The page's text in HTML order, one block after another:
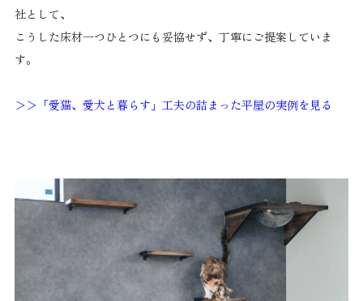
社として、
こうした床材一つひとつにも妥協せず、丁寧にご提案していま
す。
＞＞「愛猫、愛犬と暮らす」工夫の詰まった平屋の実例を見る